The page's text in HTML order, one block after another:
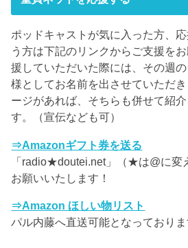
ポッドキャストが気に入った方、
う方は下記のリンクからご支援を
援していただいた際には、その週
様としてお名前を出させていただ
ージがあれば、そちらも併せて紹
す。（宣伝なども可）
⇒Amazonギフト券を送る
「radio★doutei.net」（★は@に変
お願いいたします！
⇒Amazon ほしい物リスト
パル内藤へ直送可能となっておりま